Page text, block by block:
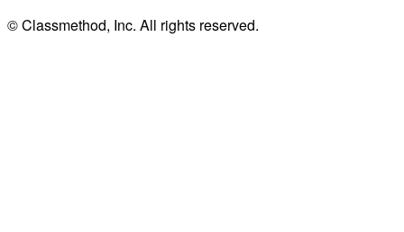
© Classmethod, Inc. All rights reserved.